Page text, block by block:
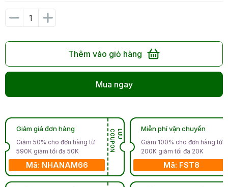
Thêm vào giỏ hàng
Mua ngay
Giảm giá đơn hàng
Giảm 50% cho đơn hàng từ
590K giảm tối đa 50K
Mã: NHANAM66
L
Ư
U
C
O
U
P
O
N
Miễn phí vận chuyển
Giảm 100% cho đơn hàng từ
200K giảm tối đa 20K
Mã: FST8